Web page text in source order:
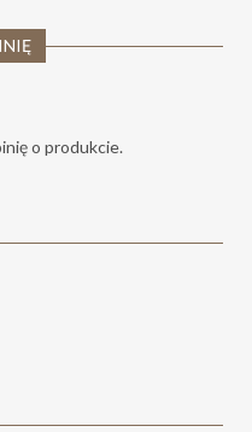
o produkcie.